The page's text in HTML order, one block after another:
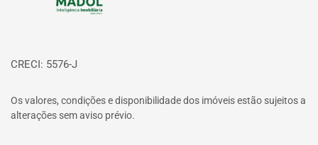
CRECI: 5576-J
Os valores, condições e disponibilidade dos imóveis estão sujeitos a
alterações sem aviso prévio.